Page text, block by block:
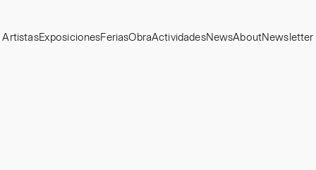
ArtistasExposicionesFeriasObraActividadesNewsAboutNewsletter